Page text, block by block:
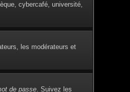
cybercafé, université,
les modérateurs et
de passe. Suivez les